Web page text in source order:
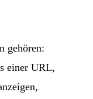
gehören:
einer URL,